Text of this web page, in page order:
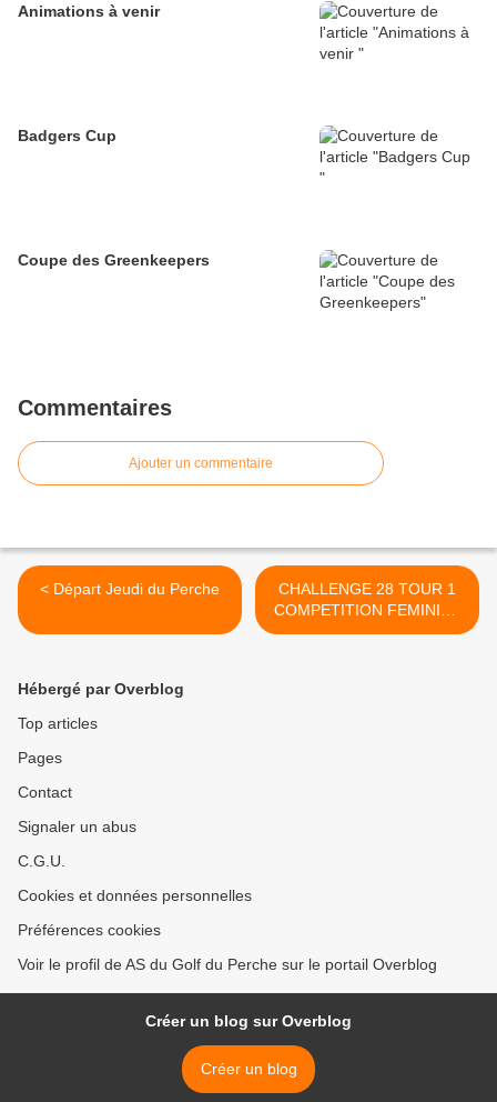
Animations à venir
Badgers Cup
Coupe des Greenkeepers
Commentaires
Ajouter un commentaire
< Départ Jeudi du Perche
CHALLENGE 28 TOUR 1
COMPETITION FEMININE
DU COMITE 28 >
Hébergé par Overblog
Top articles
Pages
Contact
Signaler un abus
C.G.U.
Cookies et données personnelles
Préférences cookies
Voir le profil de AS du Golf du Perche sur le portail Overblog
Créer un blog sur Overblog
Créer un blog